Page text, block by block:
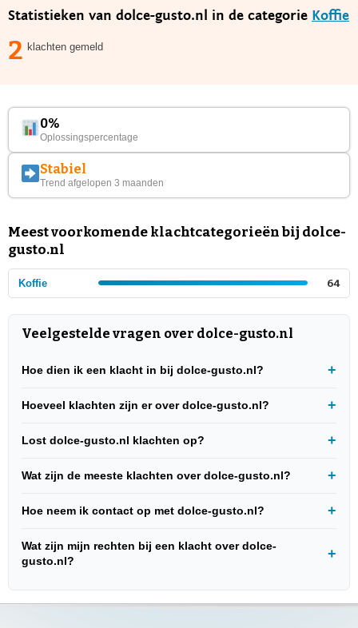
Statistieken van dolce-gusto.nl in de categorie Koffie
2 klachten gemeld
0%
Oplossingspercentage
Stabiel
Trend afgelopen 3 maanden
Meest voorkomende klachtcategorieën bij dolce-
gusto.nl
Koffie 64
Veelgestelde vragen over dolce-gusto.nl
Hoe dien ik een klacht in bij dolce-gusto.nl?
Hoeveel klachten zijn er over dolce-gusto.nl?
Lost dolce-gusto.nl klachten op?
Wat zijn de meeste klachten over dolce-gusto.nl?
Hoe neem ik contact op met dolce-gusto.nl?
Wat zijn mijn rechten bij een klacht over dolce-
gusto.nl?